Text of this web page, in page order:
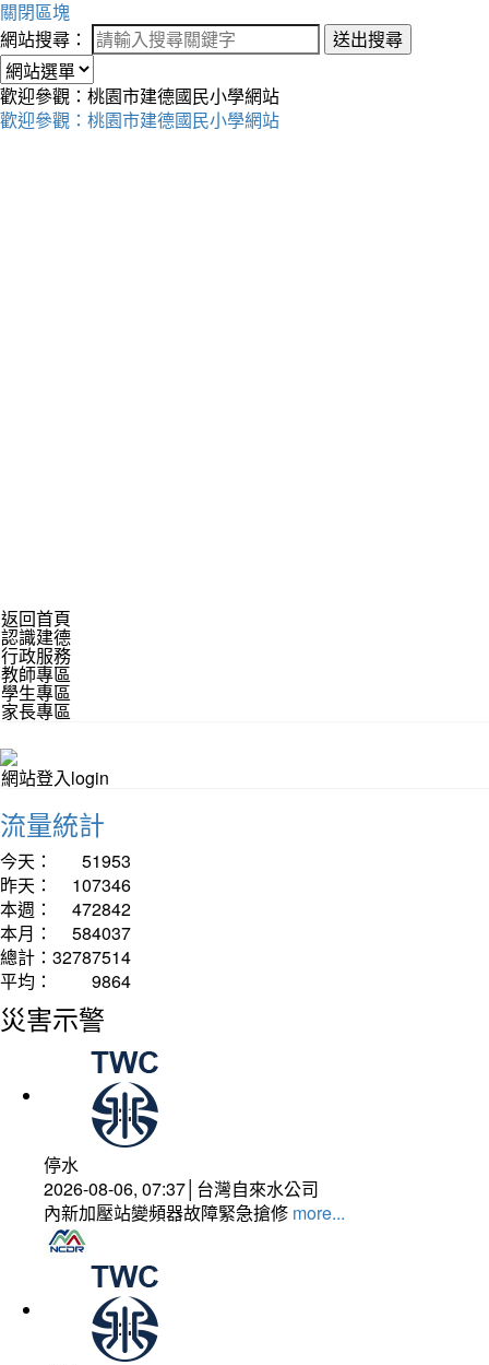
關閉區塊
網站搜尋：
送出搜尋
歡迎參觀：桃園市建德國民小學網站
歡迎參觀：桃園市建德國民小學網站
返回首頁
認識建德
行政服務
教師專區
學生專區
家長專區
網站登入login
流量統計
今天：
51953
昨天：
107346
本週：
472842
本月：
584037
總計： 32787514
平均：
9864
災害示警
停水
2026-08-06, 07:37│台灣自來水公司
內新加壓站變頻器故障緊急搶修 more...